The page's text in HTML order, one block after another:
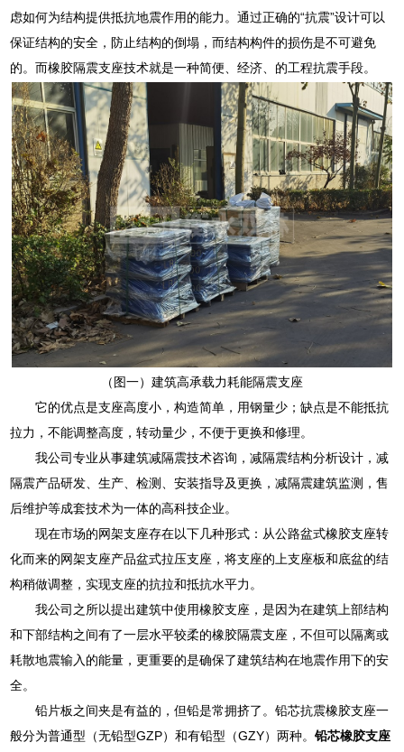
虑如何为结构提供抵抗地震作用的能力。通过正确的“抗震”设计可以
保证结构的安全，防止结构的倒塌，而结构构件的损伤是不可避免
的。而橡胶隔震支座技术就是一种简便、经济、的工程抗震手段。
（图一）建筑高承载力耗能隔震支座
它的优点是支座高度小，构造简单，用钢量少；缺点是不能抵抗
拉力，不能调整高度，转动量少，不便于更换和修理。
我公司专业从事建筑减隔震技术咨询，减隔震结构分析设计，减
隔震产品研发、生产、检测、安装指导及更换，减隔震建筑监测，售
后维护等成套技术为一体的高科技企业。
现在市场的网架支座存在以下几种形式：从公路盆式橡胶支座转
化而来的网架支座产品盆式拉压支座，将支座的上支座板和底盆的结
构稍做调整，实现支座的抗拉和抵抗水平力。
我公司之所以提出建筑中使用橡胶支座，是因为在建筑上部结构
和下部结构之间有了一层水平较柔的橡胶隔震支座，不但可以隔离或
耗散地震输入的能量，更重要的是确保了建筑结构在地震作用下的安
全。
铅片板之间夹是有益的，但铅是常拥挤了。铅芯抗震橡胶支座一
般分为普通型（无铅型GZP）和有铅型（GZY）两种。铅芯橡胶支座